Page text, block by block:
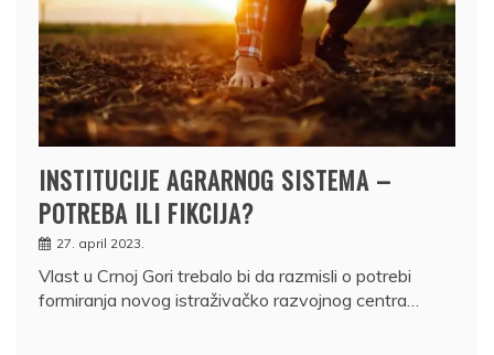
INSTITUCIJE AGRARNOG SISTEMA –
POTREBA ILI FIKCIJA?
27. april 2023.
Vlast u Crnoj Gori trebalo bi da razmisli o potrebi
formiranja novog istraživačko razvojnog centra…